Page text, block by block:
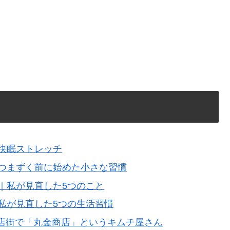
眠ストレッチ
まずく前に始めた小さな習慣
私が見直した5つのこと
が見直した5つの生活習慣
で「丸金商店」というキムチ屋さん